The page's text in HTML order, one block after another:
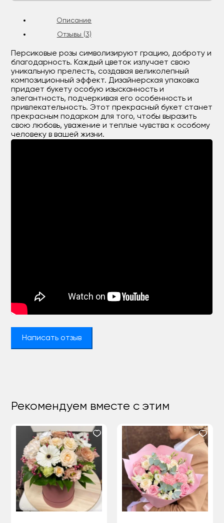
Описание
Отзывы (3)
Персиковые розы символизируют грацию, доброту и
благодарность. Каждый цветок излучает свою
уникальную прелесть, создавая великолепный
композиционный эффект. Дизайнерская упаковка
придает букету особую изысканность и
элегантность, подчеркивая его особенность и
привлекательность. Этот прекрасный букет станет
прекрасным подарком для того, чтобы выразить
свою любовь, уважение и теплые чувства к особому
человеку в вашей жизни.
Написать отзыв
Рекомендуем вместе с этим